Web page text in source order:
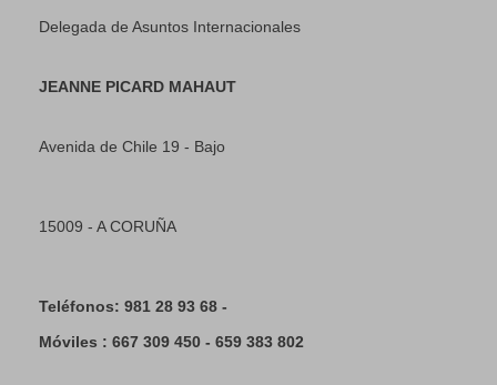
Delegada de Asuntos Internacionales
JEANNE PICARD MAHAUT
Avenida de Chile 19 - Bajo
15009 - A CORUÑA
Teléfonos: 981 28 93 68 -
Móviles : 667 309 450 - 659 383 802